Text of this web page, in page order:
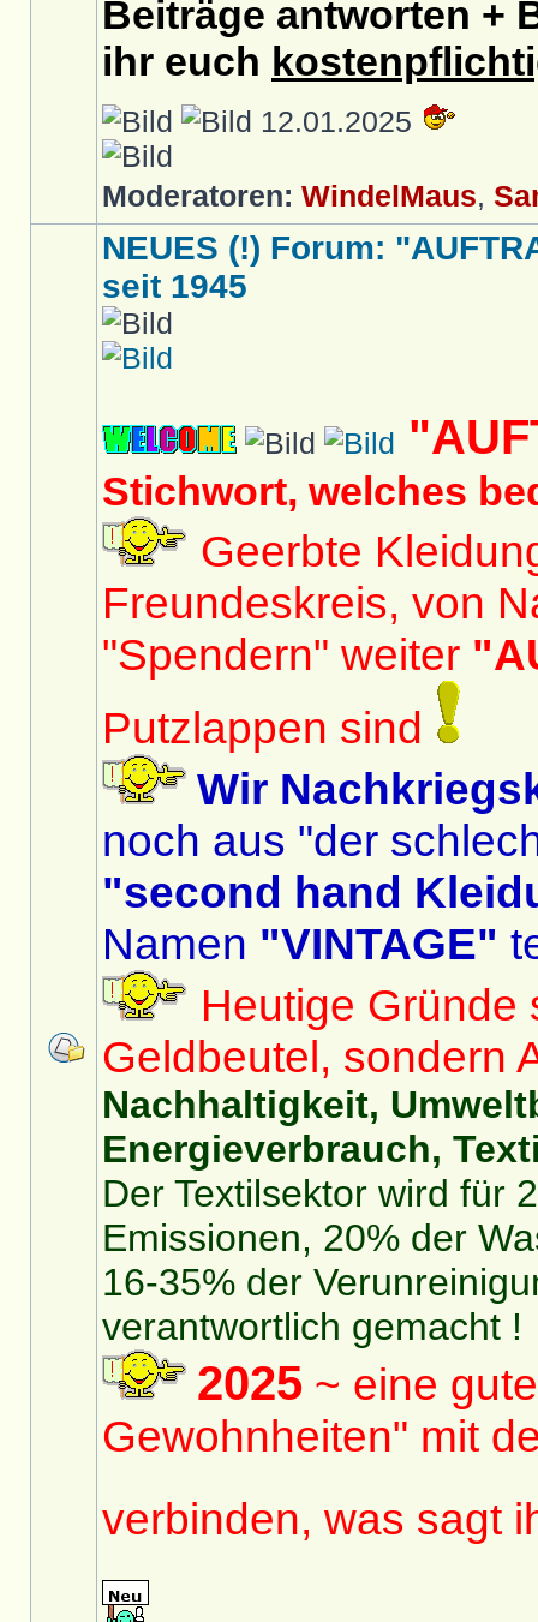
Beiträge antworten +
ihr euch
12.01.2025
Moderatoren: WindelMaus,
NEUES (!) Forum:
seit 1945
Stichwort, welches
Geerbte
Freundeskreis, von
"Spendern" weiter
Putzlappen sind
Wir
noch aus "der
"second hand
Namen "VINTAGE"
Heutige Gründe
Geldbeutel, sondern
Nachhaltigkeit,
Energieverbrauch,
Der Textilsektor wird für
Emissionen, 20% der
16-35% der
verantwortlich gemacht !
2025 ~ eine
Gewohnheiten" mit
verbinden, was sagt